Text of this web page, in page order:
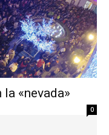
«nevada»
0